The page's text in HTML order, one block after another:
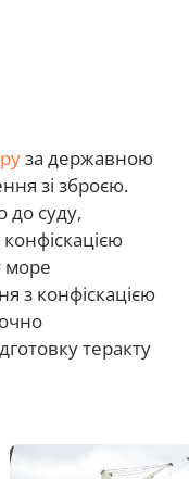
за державною
зі зброєю.
до суду,
море
з конфіскацією
теракту